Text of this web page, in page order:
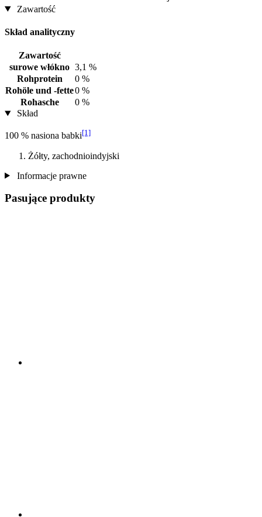
Zawartość
Skład analityczny
Zawartość
surowe włókno 3,1 %
Rohprotein
0 %
Rohöle und -fette0 %
Rohasche
0 %
Skład
100 % nasiona babki[1]
Żółty, zachodnioindyjski
Informacje prawne
Pasujące produkty